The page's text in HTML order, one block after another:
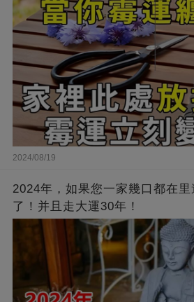
2024/08/19
2024年，如果您一家幾口都在
了！并且走大運30年！